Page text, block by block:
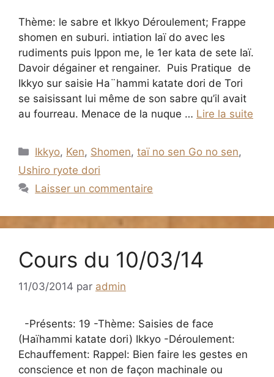
Thème: le sabre et Ikkyo Déroulement; Frappe
shomen en suburi. intiation Iaï do avec les
rudiments puis Ippon me, le 1er kata de sete Iaï.
Davoir dégainer et rengainer. Puis Pratique de
Ikkyo sur saisie Ha¨hammi katate dori de Tori
se saisissant lui même de son sabre qu’il avait
au fourreau. Menace de la nuque … Lire la suite
Catégories
Ikkyo, Ken, Shomen,taï no sen Go no sen,
Ushiro ryote dori
Laisser un commentaire
Cours du 10/03/14
11/03/2014 par admin
-Présents: 19 -Thème: Saisies de face
(Haïhammi katate dori) Ikkyo -Déroulement:
Echauffement: Rappel: Bien faire les gestes en
conscience et non de façon machinale ou